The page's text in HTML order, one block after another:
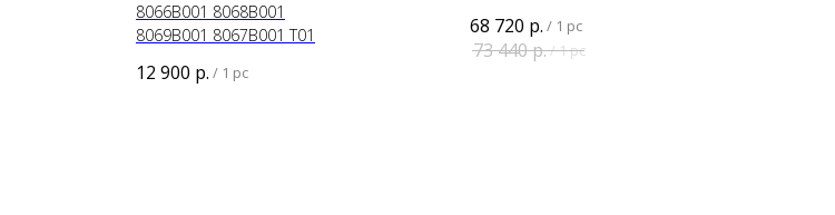
8066B001 8068B001
8069B001 8067B001 T01
12 900 р. / 1 pc
68 720 р. / 1 pc
73 440р./1 pc